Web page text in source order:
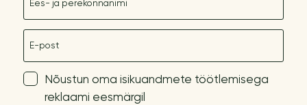
Nõustun oma isikuandmete töötlemisega
reklaami eesmärgil